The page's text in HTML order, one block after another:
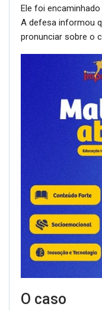
uma audiência de
Ele foi
A defesa informou
O caso
policiais da